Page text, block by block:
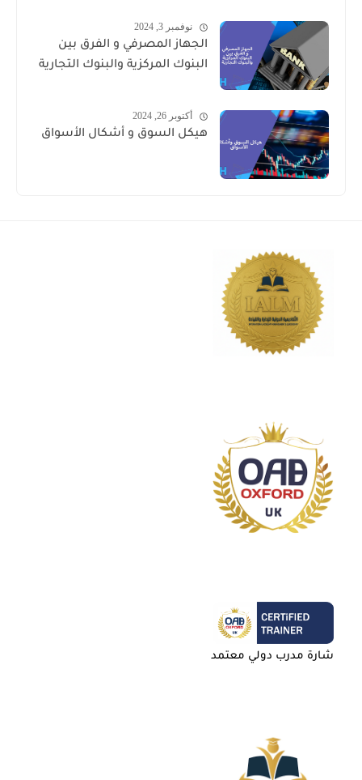
نوفمبر 3, 2024
الجهاز المصرفي و الفرق بين
البنوك المركزية والبنوك التجارية
أكتوبر 26, 2024
هيكل السوق و أشكال الأسواق
شارة مدرب دولي معتمد